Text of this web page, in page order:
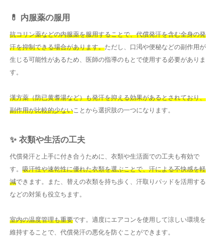
💊 内服薬の服用
抗コリン薬などの内服薬を服用することで、代償発汗を含む全身の発
汗を抑制できる場合があります。ただし、口渇や便秘などの副作用が
生じる可能性があるため、医師の指導のもとで使用する必要がありま
す。
漢方薬（防已黄耆湯など）も発汗を抑える効果があるとされており、
副作用が比較的少ないことから選択肢の一つになります。
✨ 衣類や生活の工夫
代償発汗と上手に付き合うために、衣類や生活面での工夫も有効で
す。 吸汗性や速乾性に優れた衣類を選ぶことで、汗による不快感を軽
減できます。また、替えの衣類を持ち歩く、汗取りパッドを活用する
などの対策も役立ちます。
室内の温度管理も重要です。適度にエアコンを使用して涼しい環境を
維持することで、代償発汗の悪化を防ぐことができます。